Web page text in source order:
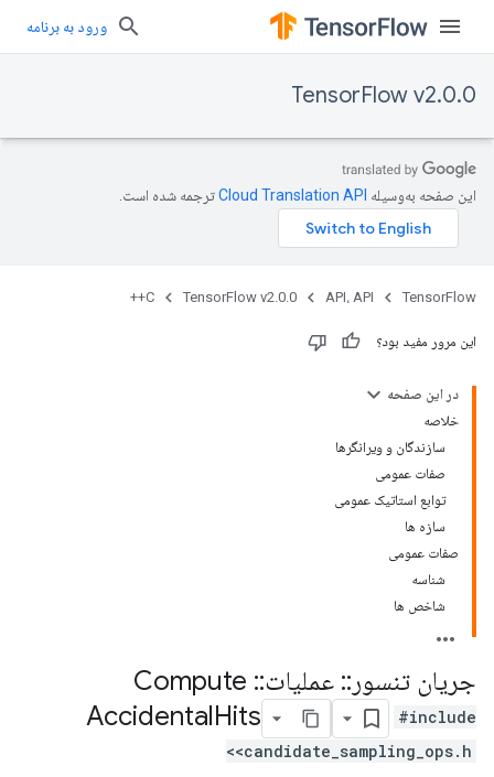
ورود به برنامه
TensorFlow v2.0.0
این صفحه به‌وسیله ترجمه شده است.
TensorFlow API، API TensorFlow v2.0.0
C++
این مرور مفید بود؟
در این صفحه
خلاصه
سازندگان و ویرانگرها
صفات عمومی
توابع استاتیک عمومی
سازه ها
صفات عمومی
شناسه
شاخص ها
جریان تنسور :: عملیات::
AccidentalHits
#include
<candidate_sampling_ops.h>